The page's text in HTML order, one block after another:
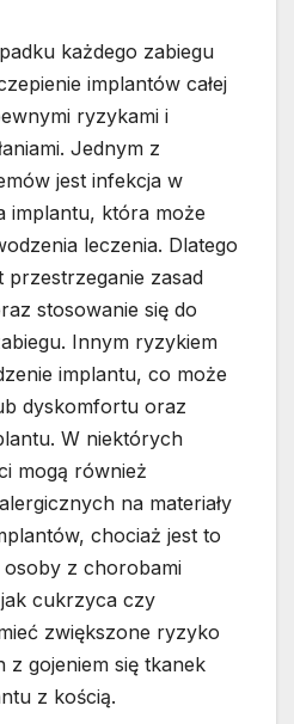
każdego zabiegu
implantów całej
ryzykami i
Jednym z
jest infekcja w
implantu, która może
leczenia. Dlatego
przestrzeganie zasad
stosowanie się do
Innym ryzykiem
implantu, co może
dyskomfortu oraz
W niektórych
mogą również
na materiały
chociaż jest to
z chorobami
cukrzyca czy
zwiększone ryzyko
z gojeniem się tkanek
z kością.